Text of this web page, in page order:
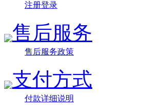
注册登录
售后服务
售后服务政策
支付方式
付款详细说明